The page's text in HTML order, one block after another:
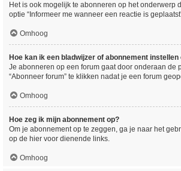
Het is ook mogelijk te abonneren op het onderwerp
optie “Informeer me wanneer een reactie is
Omhoog
Hoe kan ik een bladwijzer of abonnement
Je abonneren op een forum gaat door onderaan de
“Abonneer forum” te klikken nadat je een forum
Omhoog
Hoe zeg ik mijn abonnement op?
Om je abonnement op te zeggen, ga je naar het
op de hier voor dienende links.
Omhoog